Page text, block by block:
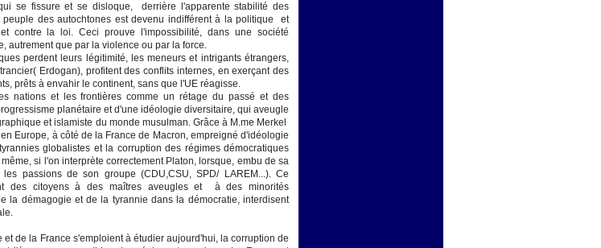
se fissure et se disloque, derrière l'apparente stabilité des
des autochtones est devenu indifférent à la politique et
contre la loi. Ceci prouve l'impossibilité, dans une société
autrement que par la violence ou par la force.
perdent leurs légitimité, les meneurs et intrigants étrangers,
Erdogan), profitent des conflits internes, en exerçant des
prêts à envahir le continent, sans que l'UE réagisse.
nations et les frontières comme un rétage du passé et des
planétaire et d'une idéologie diversitaire, qui aveugle
et islamiste du monde musulman. Grâce à M.me Merkel
Europe, à côté de la France de Macron, empreigné d'idéologie
globalistes et la corruption des régimes démocratiques
si l'on interprète correctement Platon, lorsque, embu de sa
passions de son groupe (CDU,CSU, SPD/ LAREM...). Ce
des citoyens à des maîtres aveugles et à des minorités
la démagogie et de la tyrannie dans la démocratie, interdisent
de la France s'emploient à étudier aujourd'hui, la corruption de